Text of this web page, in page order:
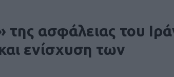
ασφάλειας του
ενίσχυση των